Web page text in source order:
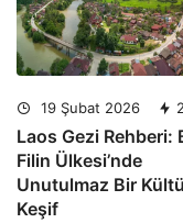
19 Şubat 2026
Laos Gezi Rehberi:
Filin Ülkesi’nde
Unutulmaz Bir
Keşif